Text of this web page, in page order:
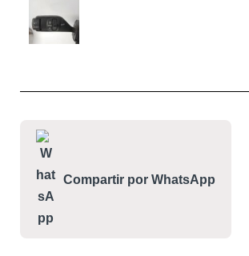
Compartir por WhatsApp